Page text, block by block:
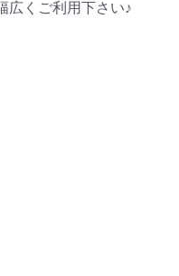
広くご利用下さい♪